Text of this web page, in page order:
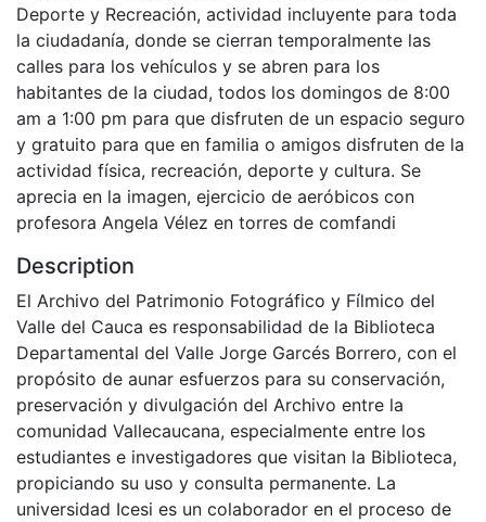
Deporte y Recreación, actividad incluyente para toda
la ciudadanía, donde se cierran temporalmente las
calles para los vehículos y se abren para los
habitantes de la ciudad, todos los domingos de 8:00
am a 1:00 pm para que disfruten de un espacio seguro
y gratuito para que en familia o amigos disfruten de la
actividad física, recreación, deporte y cultura. Se
aprecia en la imagen, ejercicio de aeróbicos con
profesora Angela Vélez en torres de comfandi
Description
El Archivo del Patrimonio Fotográfico y Fílmico del
Valle del Cauca es responsabilidad de la Biblioteca
Departamental del Valle Jorge Garcés Borrero, con el
propósito de aunar esfuerzos para su conservación,
preservación y divulgación del Archivo entre la
comunidad Vallecaucana, especialmente entre los
estudiantes e investigadores que visitan la Biblioteca,
propiciando su uso y consulta permanente. La
universidad Icesi es un colaborador en el proceso de